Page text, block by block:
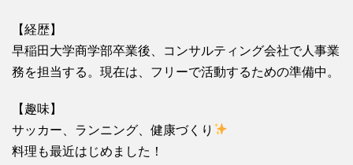
【経歴】
早稲田大学商学部卒業後、コンサルティング会社で人事業
務を担当する。現在は、フリーで活動するための準備中。
【趣味】
サッカー、ランニング、健康づくり
料理も最近はじめました！